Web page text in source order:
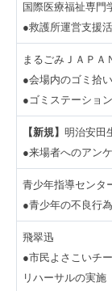
国際医療福祉専門
●救護所運営支援活
まるごみＪＡＰＡ
●会場内のゴミ拾
●ゴミステーショ
【新規】 明治安田
●来場者へのアン
青少年指導センタ
●青少年の不良行
飛翠迅
●市民よさこいチ
リハーサルの実施